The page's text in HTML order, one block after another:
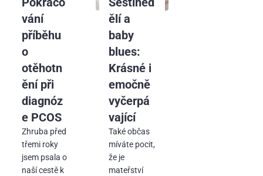
vání
příběhu
o
otěhotn
ění při
diagnóz
e PCOS
Zhruba před
třemi roky
jsem psala o
naší cestě k
ělí a
baby
blues:
Krásné i
emočně
vyčerpá
vající
Také občas
míváte pocit,
že je
mateřství